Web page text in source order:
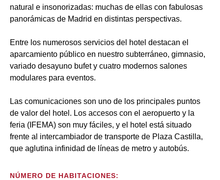
natural e insonorizadas: muchas de ellas con fabulosas
panorámicas de Madrid en distintas perspectivas.
Entre los numerosos servicios del hotel destacan el
aparcamiento público en nuestro subterráneo, gimnasio,
variado desayuno bufet y cuatro modernos salones
modulares para eventos.
Las comunicaciones son uno de los principales puntos
de valor del hotel. Los accesos con el aeropuerto y la
feria (IFEMA) son muy fáciles, y el hotel está situado
frente al intercambiador de transporte de Plaza Castilla,
que aglutina infinidad de líneas de metro y autobús.
NÚMERO DE HABITACIONES: